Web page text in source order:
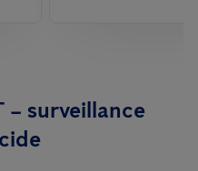
– surveillance